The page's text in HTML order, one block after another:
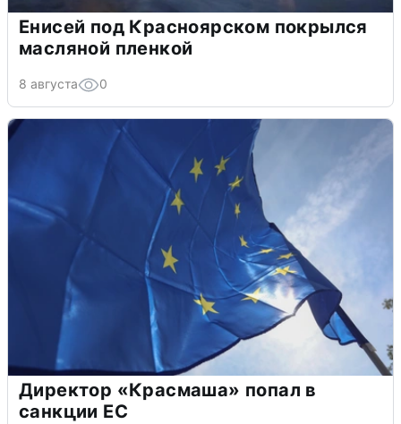
Енисей под Красноярском покрылся
масляной пленкой
8 августа 0
Директор «Красмаша» попал в
санкции ЕС